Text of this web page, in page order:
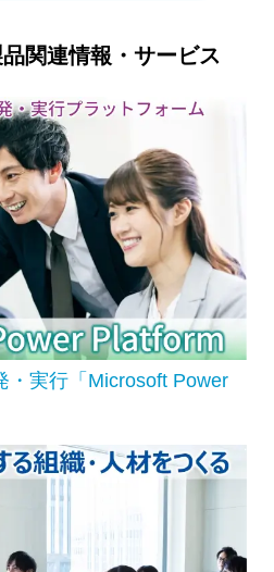
関連情報・サービス
・実行「Microsoft Power